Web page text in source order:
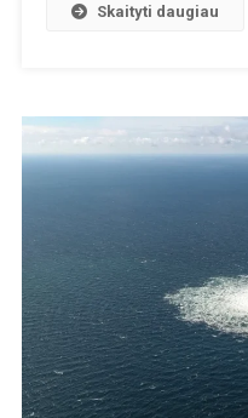
Skaityti daugiau